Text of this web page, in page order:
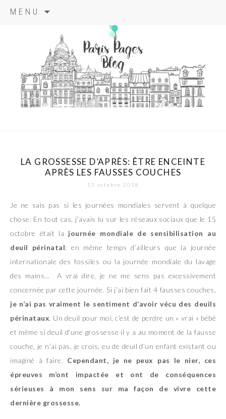
MENU
principal
paris pages
blog
LA GROSSESSE D’APRÈS: ÊTRE ENCEINTE
APRÈS LES FAUSSES COUCHES
15 octobre 2018
Je ne sais pas si les journées mondiales servent à quelque
chose. En tout cas, j’avais lu sur les réseaux sociaux que le 15
octobre était la journée mondiale de sensibilisation au
deuil périnatal; en même temps d’ailleurs que la journée
internationale des fossiles ou la journée mondiale du lavage
des mains… A vrai dire, je ne me sens pas excessivement
concernée par cette journée. Si j’ai bien fait 4 fausses couches,
je n’ai pas vraiment le sentiment d’avoir vécu des deuils
périnataux. Un deuil pour moi, c’est de perdre un « vrai » bébé
et même si deuil d’une grossesse il y a au moment de la fausse
couche, je n’ai pas, je crois, eu de deuil d’un enfant existant ou
imaginé à faire. Cependant, je ne peux pas le nier, ces
épreuves m’ont impactée et ont de conséquences
sérieuses à mon sens sur ma façon de vivre cette
dernière grossesse.